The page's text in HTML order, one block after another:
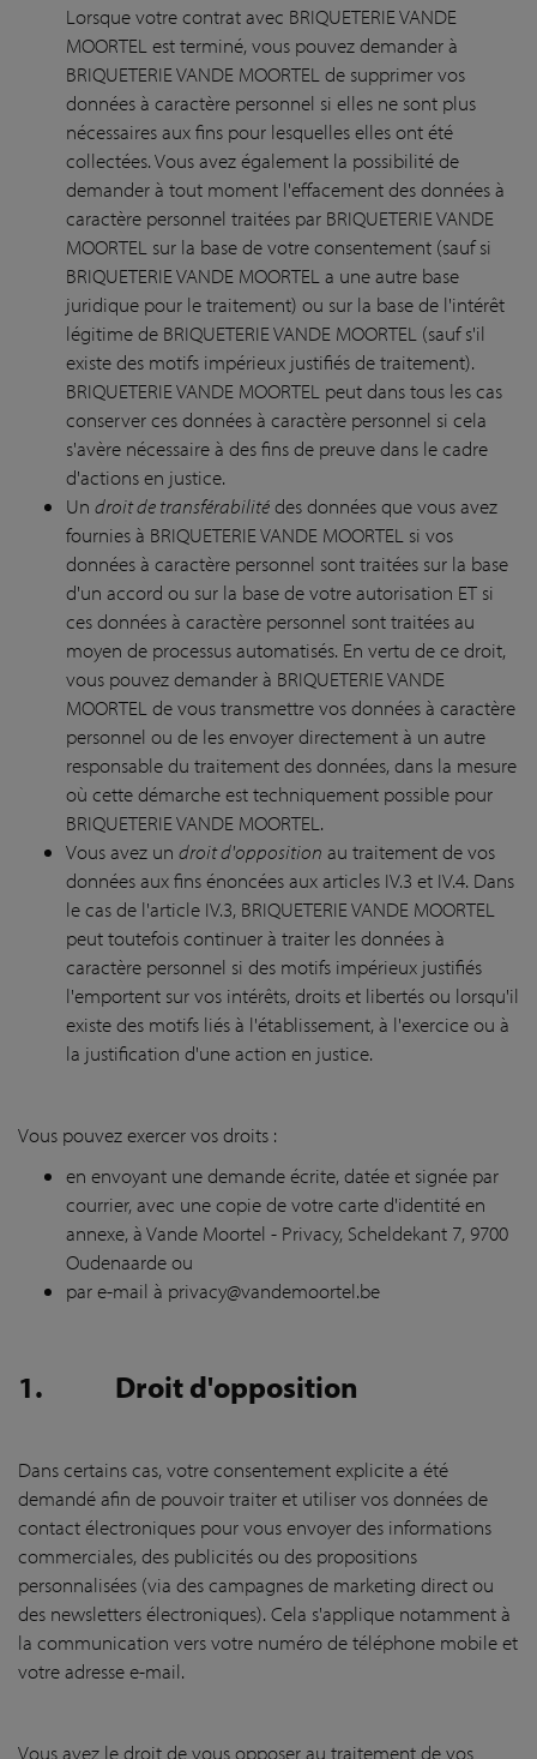
Lorsque votre contrat avec BRIQUETERIE VANDE
MOORTEL est terminé, vous pouvez demander à
BRIQUETERIE VANDE MOORTEL de supprimer vos
données à caractère personnel si elles ne sont plus
nécessaires aux fins pour lesquelles elles ont été
collectées. Vous avez également la possibilité de
demander à tout moment l'effacement des données à
caractère personnel traitées par BRIQUETERIE VANDE
MOORTEL sur la base de votre consentement (sauf si
BRIQUETERIE VANDE MOORTEL a une autre base
juridique pour le traitement) ou sur la base de l'intérêt
légitime de BRIQUETERIE VANDE MOORTEL (sauf s'il
existe des motifs impérieux justifiés de traitement).
BRIQUETERIE VANDE MOORTEL peut dans tous les cas
conserver ces données à caractère personnel si cela
s'avère nécessaire à des fins de preuve dans le cadre
d'actions en justice.
Un droit de transférabilitédes données que vous avez
fournies à BRIQUETERIE VANDE MOORTEL si vos
données à caractère personnel sont traitées sur la base
d'un accord ou sur la base de votre autorisation ET si
ces données à caractère personnel sont traitées au
moyen de processus automatisés. En vertu de ce droit,
vous pouvez demander à BRIQUETERIE VANDE
MOORTEL de vous transmettre vos données à caractère
personnel ou de les envoyer directement à un autre
responsable du traitement des données, dans la mesure
où cette démarche est techniquement possible pour
BRIQUETERIE VANDE MOORTEL.
Vous avez un droit d'opposition au traitement de vos
données aux fins énoncées aux articles IV.3 et IV.4. Dans
le cas de l'article IV.3, BRIQUETERIE VANDE MOORTEL
peut toutefois continuer à traiter les données à
caractère personnel si des motifs impérieux justifiés
l'emportent sur vos intérêts, droits et libertés ou lorsqu'il
existe des motifs liés à l'établissement, à l'exercice ou à
la justification d'une action en justice.
Vous pouvez exercer vos droits :
en envoyant une demande écrite, datée et signée par
courrier, avec une copie de votre carte d'identité en
annexe, à Vande Moortel - Privacy, Scheldekant 7, 9700
Oudenaarde ou
par e-mail à privacy@vandemoortel.be
1. Droit d'opposition
Dans certains cas, votre consentement explicite a été
demandé afin de pouvoir traiter et utiliser vos données de
contact électroniques pour vous envoyer des informations
commerciales, des publicités ou des propositions
personnalisées (via des campagnes de marketing direct ou
des newsletters électroniques). Cela s'applique notamment à
la communication vers votre numéro de téléphone mobile et
votre adresse e-mail.
Vous avez le droit de vous opposer au traitement de vos